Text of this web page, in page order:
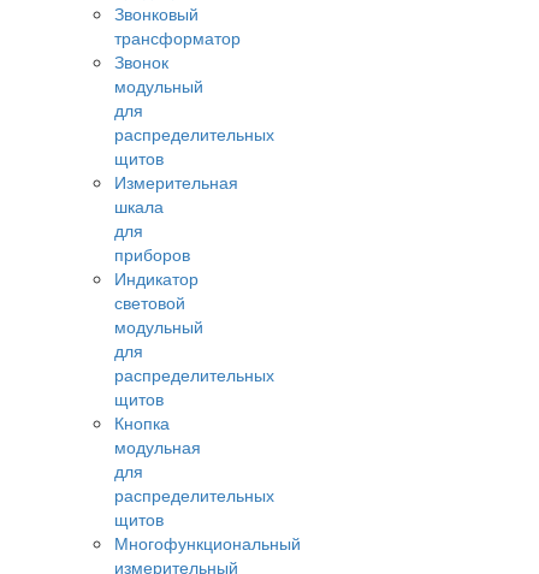
Звонковый
трансформатор
Звонок
модульный
для
распределительных
щитов
Измерительная
шкала
для
приборов
Индикатор
световой
модульный
для
распределительных
щитов
Кнопка
модульная
для
распределительных
щитов
Многофункциональный
измерительный